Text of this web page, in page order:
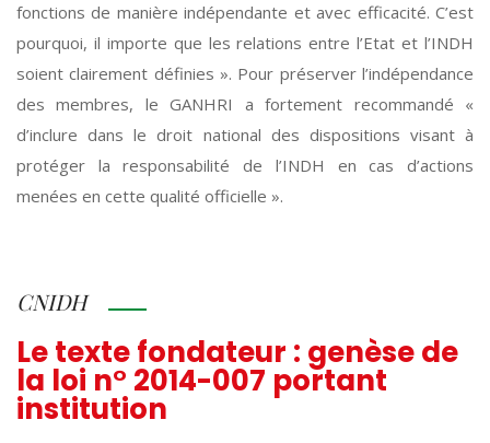
fonctions de manière indépendante et avec efficacité. C’est
pourquoi, il importe que les relations entre l’Etat et l’INDH
soient clairement définies ». Pour préserver l’indépendance
des membres, le GANHRI a fortement recommandé «
d’inclure dans le droit national des dispositions visant à
protéger la responsabilité de l’INDH en cas d’actions
menées en cette qualité officielle ».
CNIDH
Le texte fondateur : genèse de
la loi n° 2014-007 portant
institution